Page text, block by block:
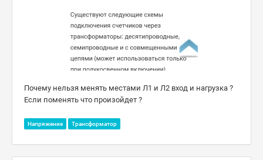
Почему нельзя менять местами Л1 и Л2 вход и нагрузка ?
Если поменять что произойдет ?
Напряжение Трансформатор